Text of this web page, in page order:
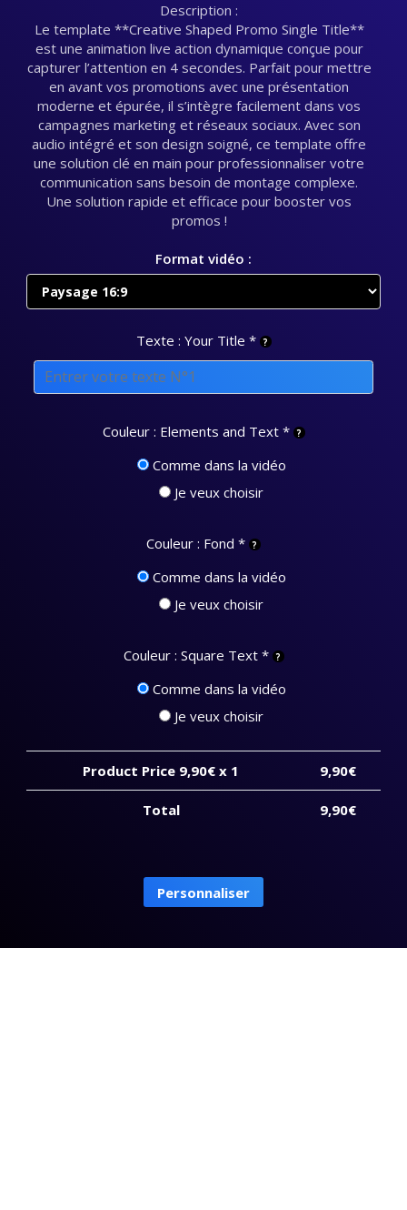
Description :
Le template **Creative Shaped Promo Single Title**
est une animation live action dynamique conçue pour
capturer l’attention en 4 secondes. Parfait pour mettre
en avant vos promotions avec une présentation
moderne et épurée, il s’intègre facilement dans vos
campagnes marketing et réseaux sociaux. Avec son
audio intégré et son design soigné, ce template offre
une solution clé en main pour professionnaliser votre
communication sans besoin de montage complexe.
Une solution rapide et efficace pour booster vos
promos !
Format vidéo :
Texte : Your Title *
Couleur : Elements and Text*
Comme dans la vidéo
Je veux choisir
Couleur : Fond *
Comme dans la vidéo
Je veux choisir
Couleur : Square Text*
Comme dans la vidéo
Je veux choisir
Product Price 9,90€ x 1 9,90€
Total 9,90€
Creative
Shaped
Single
Personnaliser